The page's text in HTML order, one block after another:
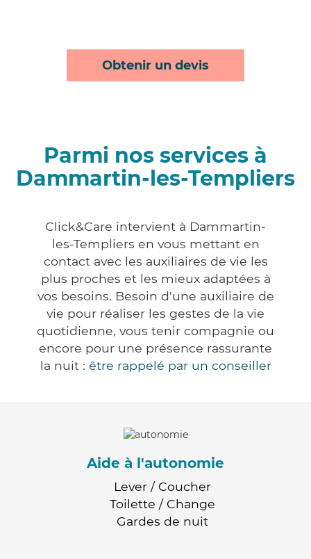
Obtenir un devis
Parmi nos services à
Dammartin-les-Templiers
Click&Care intervient à Dammartin-
les-Templiers en vous mettant en
contact avec les auxiliaires de vie les
plus proches et les mieux adaptées à
vos besoins. Besoin d'une auxiliaire de
vie pour réaliser les gestes de la vie
quotidienne, vous tenir compagnie ou
encore pour une présence rassurante
la nuit : être rappelé par un conseiller
Aide à l'autonomie
Lever / Coucher
Toilette / Change
Gardes de nuit